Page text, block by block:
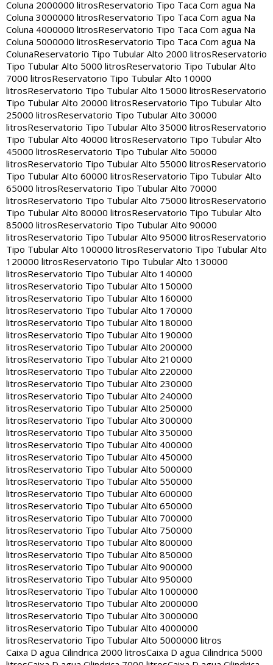
Coluna 2000000 litrosReservatorio Tipo Taca Com agua Na
Coluna 3000000 litrosReservatorio Tipo Taca Com agua Na
Coluna 4000000 litrosReservatorio Tipo Taca Com agua Na
Coluna 5000000 litrosReservatorio Tipo Taca Com agua Na
ColunaReservatorio Tipo Tubular Alto 2000 litrosReservatorio
Tipo Tubular Alto 5000 litrosReservatorio Tipo Tubular Alto
7000 litrosReservatorio Tipo Tubular Alto 10000
litrosReservatorio Tipo Tubular Alto 15000 litrosReservatorio
Tipo Tubular Alto 20000 litrosReservatorio Tipo Tubular Alto
25000 litrosReservatorio Tipo Tubular Alto 30000
litrosReservatorio Tipo Tubular Alto 35000 litrosReservatorio
Tipo Tubular Alto 40000 litrosReservatorio Tipo Tubular Alto
45000 litrosReservatorio Tipo Tubular Alto 50000
litrosReservatorio Tipo Tubular Alto 55000 litrosReservatorio
Tipo Tubular Alto 60000 litrosReservatorio Tipo Tubular Alto
65000 litrosReservatorio Tipo Tubular Alto 70000
litrosReservatorio Tipo Tubular Alto 75000 litrosReservatorio
Tipo Tubular Alto 80000 litrosReservatorio Tipo Tubular Alto
85000 litrosReservatorio Tipo Tubular Alto 90000
litrosReservatorio Tipo Tubular Alto 95000 litrosReservatorio
Tipo Tubular Alto 100000 litrosReservatorio Tipo Tubular Alto
120000 litrosReservatorio Tipo Tubular Alto 130000
litrosReservatorio Tipo Tubular Alto 140000
litrosReservatorio Tipo Tubular Alto 150000
litrosReservatorio Tipo Tubular Alto 160000
litrosReservatorio Tipo Tubular Alto 170000
litrosReservatorio Tipo Tubular Alto 180000
litrosReservatorio Tipo Tubular Alto 190000
litrosReservatorio Tipo Tubular Alto 200000
litrosReservatorio Tipo Tubular Alto 210000
litrosReservatorio Tipo Tubular Alto 220000
litrosReservatorio Tipo Tubular Alto 230000
litrosReservatorio Tipo Tubular Alto 240000
litrosReservatorio Tipo Tubular Alto 250000
litrosReservatorio Tipo Tubular Alto 300000
litrosReservatorio Tipo Tubular Alto 350000
litrosReservatorio Tipo Tubular Alto 400000
litrosReservatorio Tipo Tubular Alto 450000
litrosReservatorio Tipo Tubular Alto 500000
litrosReservatorio Tipo Tubular Alto 550000
litrosReservatorio Tipo Tubular Alto 600000
litrosReservatorio Tipo Tubular Alto 650000
litrosReservatorio Tipo Tubular Alto 700000
litrosReservatorio Tipo Tubular Alto 750000
litrosReservatorio Tipo Tubular Alto 800000
litrosReservatorio Tipo Tubular Alto 850000
litrosReservatorio Tipo Tubular Alto 900000
litrosReservatorio Tipo Tubular Alto 950000
litrosReservatorio Tipo Tubular Alto 1000000
litrosReservatorio Tipo Tubular Alto 2000000
litrosReservatorio Tipo Tubular Alto 3000000
litrosReservatorio Tipo Tubular Alto 4000000
litrosReservatorio Tipo Tubular Alto 5000000 litros
Caixa D agua Cilindrica 2000 litrosCaixa D agua Cilindrica 5000